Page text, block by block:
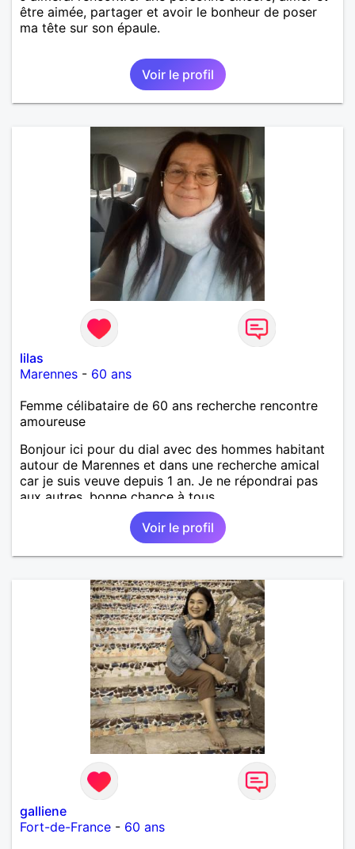
être aimée, partager et avoir le bonheur de poser
ma tête sur son épaule.
Voir le profil
lilas
Marennes - 60 ans
Femme célibataire de 60 ans recherche rencontre
amoureuse
Bonjour ici pour du dial avec des hommes habitant
autour de Marennes et dans une recherche amical
car je suis veuve depuis 1 an. Je ne répondrai pas
aux autres, bonne chance à tous.
Voir le profil
galliene
Fort-de-France - 60 ans